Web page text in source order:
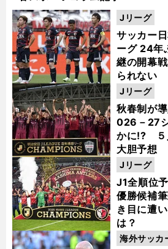
サッカー
ーグ 24年
継の開幕
られない
Jリーグ
秋春制が
026－27
かに!? ５
大胆予想
Jリーグ
J1全順位
優勝候補
き目に遭
は？
Jリーグ
海外サッカ